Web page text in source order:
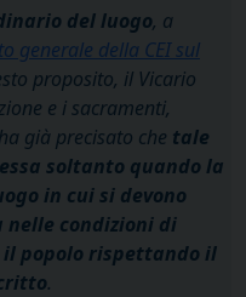
del luogo, a
generale della CEI sul
proposito, il Vicario
e i sacramenti,
già precisato che tale
soltanto quando la
in cui si devono
nelle condizioni di
popolo rispettando il
.